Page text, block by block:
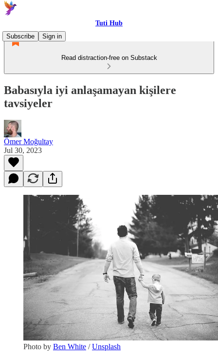
Tuti Hub
Subscribe
Sign in
Read distraction-free on Substack
Babasıyla iyi anlaşamayan kişilere
tavsiyeler
Ömer Moğultay
Jul 30, 2023
Photo by Ben White /Unsplash